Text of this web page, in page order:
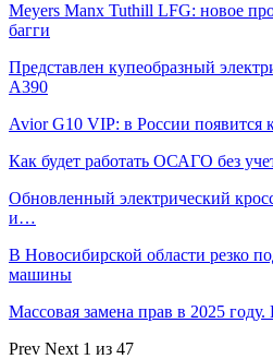
Meyers Manx Tuthill LFG: новое
багги
Представлен купеобразный
A390
Avior G10 VIP: в России
Как будет работать ОСАГО без
Обновленный электрический
и…
В Новосибирской области резко
машины
Массовая замена прав в 2025
Prev Next 1 из 47